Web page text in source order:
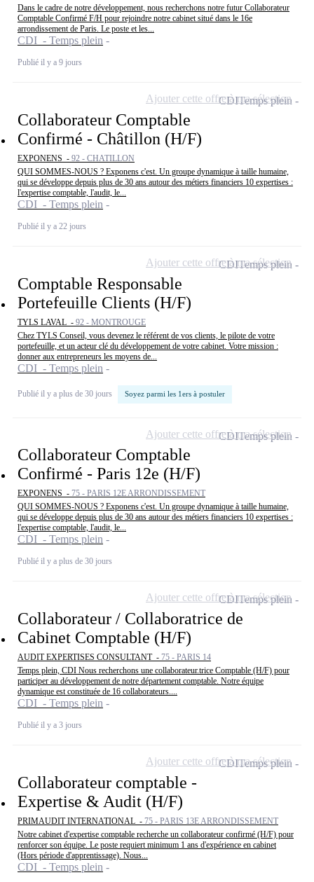
Dans le cadre de notre développement, nous recherchons notre futur Collaborateur
Comptable Confirmé F/H pour rejoindre notre cabinet situé dans le 16e
arrondissement de Paris. Le poste et les...
CDI - Temps plein
Publié il y a 9 jours
Collaborateur Comptable
Confirmé - Châtillon (H/F)
EXPONENS - 92 - CHATILLON
QUI SOMMES-NOUS ? Exponens c'est. Un groupe dynamique à taille humaine,
qui se développe depuis plus de 30 ans autour des métiers financiers 10 expertises :
l'expertise comptable, l'audit, le...
CDI - Temps plein
Publié il y a 22 jours
CDITemps plein
Ajouter cette offre à ma sélection
Comptable Responsable
Portefeuille Clients (H/F)
TYLS LAVAL - 92 - MONTROUGE
Chez TYLS Conseil, vous devenez le référent de vos clients, le pilote de votre
portefeuille, et un acteur clé du développement de votre cabinet. Votre mission :
donner aux entrepreneurs les moyens de...
CDI - Temps plein
Publié il y a plus de 30 jours Soyez parmi les 1ers à postuler
CDITemps plein
Ajouter cette offre à ma sélection
Collaborateur Comptable
Confirmé - Paris 12e (H/F)
EXPONENS - 75 - PARIS 12E ARRONDISSEMENT
QUI SOMMES-NOUS ? Exponens c'est. Un groupe dynamique à taille humaine,
qui se développe depuis plus de 30 ans autour des métiers financiers 10 expertises :
l'expertise comptable, l'audit, le...
CDI - Temps plein
Publié il y a plus de 30 jours
CDITemps plein
Ajouter cette offre à ma sélection
Collaborateur / Collaboratrice de
Cabinet Comptable (H/F)
AUDIT EXPERTISES CONSULTANT - 75 - PARIS 14
Temps plein, CDI Nous recherchons une collaborateur.trice Comptable (H/F) pour
participer au développement de notre département comptable. Notre équipe
dynamique est constituée de 16 collaborateurs....
CDI - Temps plein
Publié il y a 3 jours
CDITemps plein
Ajouter cette offre à ma sélection
Collaborateur comptable -
Expertise & Audit (H/F)
PRIMAUDIT INTERNATIONAL - 75 - PARIS 13E ARRONDISSEMENT
Notre cabinet d'expertise comptable recherche un collaborateur confirmé (H/F) pour
renforcer son équipe. Le poste requiert minimum 1 ans d'expérience en cabinet
(Hors période d'apprentissage). Nous...
CDI - Temps plein
CDITemps plein
Ajouter cette offre à ma sélection